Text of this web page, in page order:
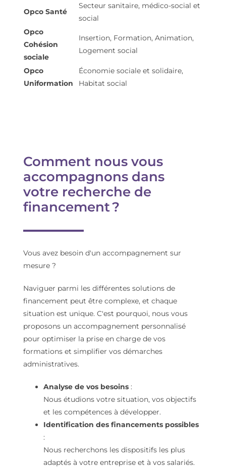
Opco Santé
Secteur sanitaire, médico-social et
social
Opco
Cohésion
sociale
Insertion, Formation, Animation,
Logement social
Opco
Uniformation
Économie sociale et solidaire,
Habitat social
Comment nous vous
accompagnons dans
votre recherche de
financement?
Vous avez besoin d'un accompagnement sur
mesure ?
Naviguer parmi les différentes solutions de
financement peut être complexe, et chaque
situation est unique. C'est pourquoi, nous vous
proposons un accompagnement personnalisé
pour optimiser la prise en charge de vos
formations et simplifier vos démarches
administratives.
Analyse de vos besoins :
Nous étudions votre situation, vos objectifs
et les compétences à développer.
Identification des financements possibles
:
Nous recherchons les dispositifs les plus
adaptés à votre entreprise et à vos salariés.